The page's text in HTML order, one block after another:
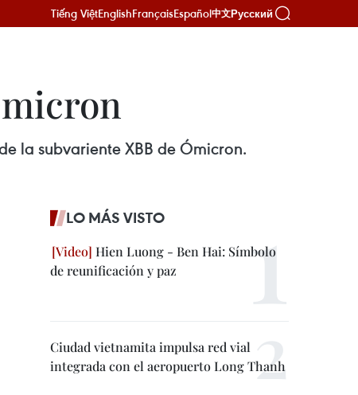
Tiếng ViệtEnglishFrançaisEspañol中文Русский
la subvariente XBB de Ómicron.
LO MÁS VISTO
Hien Luong - Ben Hai: Símbolo
de reunificación y paz
Ciudad vietnamita impulsa red vial
integrada con el aeropuerto Long Thanh